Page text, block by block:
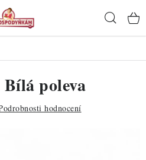
poleva
hodnocení